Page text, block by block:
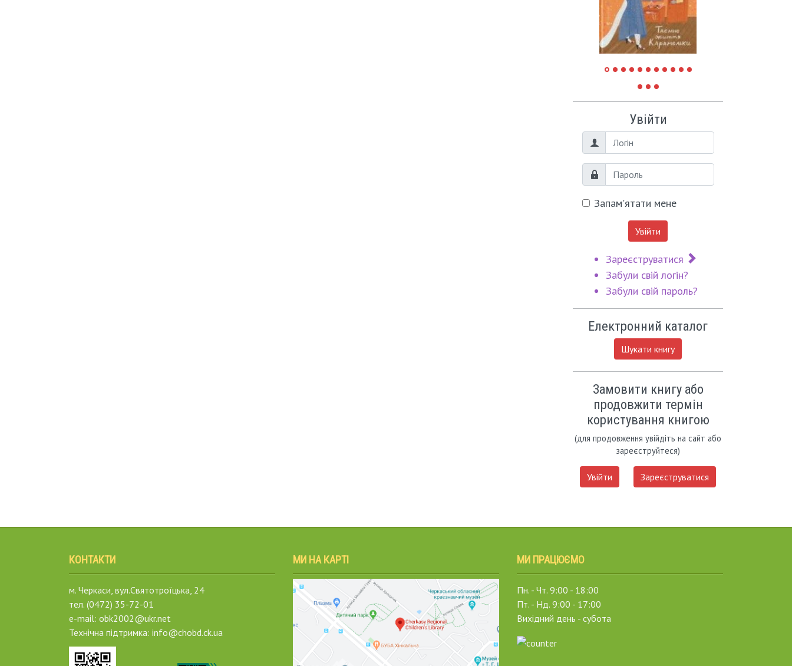
Увійти
Логін
Пароль
Запам'ятати мене
Увійти
Зареєструватися
Забули свій логін?
Забули свій пароль?
Електронний каталог
Шукати книгу
Замовити книгу або
продовжити термін
користування книгою
(для продовження увійдіть на сайт або
зареєструйтеся)
Увійти Зареєструватися
КОНТАКТИ
м. Черкаси, вул.Святотроїцька, 24
тел. (0472) 35-72-01
e-mail: obk2002@ukr.net
Технічна підтримка: info@chobd.ck.ua
МИ НА КАРТІ МИ ПРАЦЮЄМО
Пн. - Чт. 9:00 - 18:00
Пт. - Нд. 9:00 - 17:00
Вихідний день - субота